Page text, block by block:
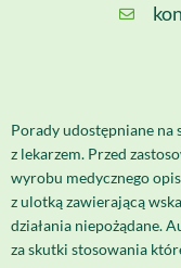
Porady udostępniane
z lekarzem. Przed
wyrobu medycznego
z ulotką zawierającą
działania niepożądane.
za skutki stosowania